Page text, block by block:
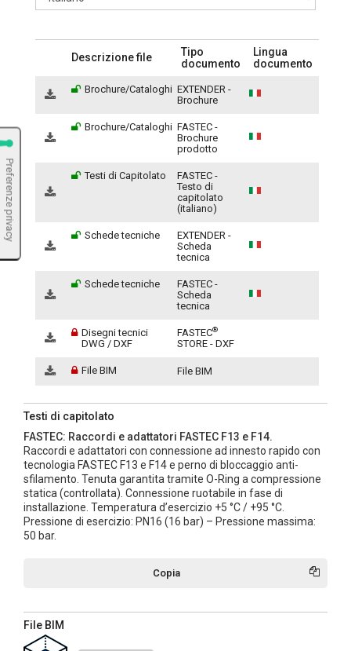
Descrizione file
Tipo
documento
Lingua
documento
Brochure/Cataloghi EXTENDER -
Brochure
Brochure/Cataloghi FASTEC -
Brochure
prodotto
Testi di Capitolato
FASTEC -
Testo di
capitolato
(italiano)
Schede tecniche
EXTENDER -
Scheda
tecnica
Schede tecniche
FASTEC -
Scheda
tecnica
Disegni tecnici
DWG / DXF
FASTEC®
STORE - DXF
File BIM File BIM
Testi di capitolato
FASTEC: Raccordi e adattatori FASTEC F13 e F14.
Raccordi e adattatori con connessione ad innesto rapido con
tecnologia FASTEC F13 e F14 e perno di bloccaggio anti-
sfilamento. Tenuta garantita tramite O-Ring a compressione
statica (controllata). Connessione ruotabile in fase di
installazione. Temperatura d’esercizio +5 °C / +95 °C.
Pressione di esercizio: PN16 (16 bar) – Pressione massima:
50 bar.
Copia
File BIM